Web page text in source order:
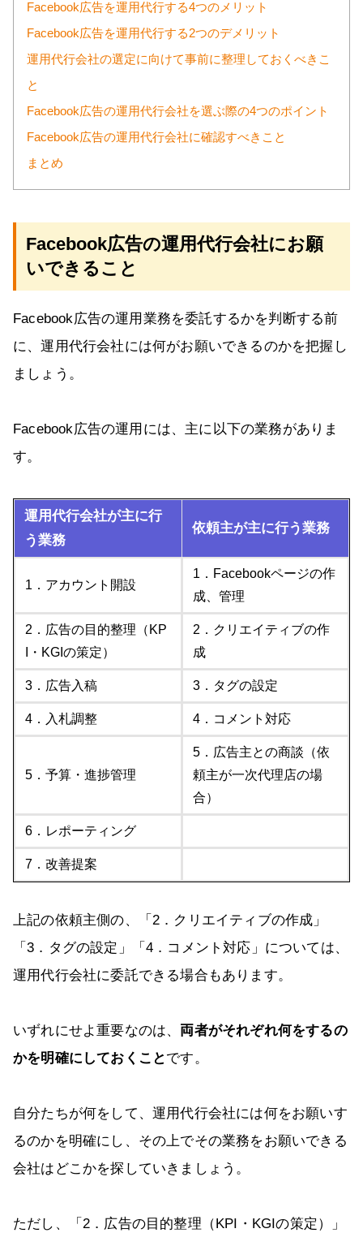
Facebook広告を運用代行する4つのメリット
Facebook広告を運用代行する2つのデメリット
運用代行会社の選定に向けて事前に整理しておくべきこ
と
Facebook広告の運用代行会社を選ぶ際の4つのポイント
Facebook広告の運用代行会社に確認すべきこと
まとめ
Facebook広告の運用代行会社にお願
いできること
Facebook広告の運用業務を委託するかを判断する前
に、運用代行会社には何がお願いできるのかを把握し
ましょう。
Facebook広告の運用には、主に以下の業務がありま
す。
運用代行会社が主に行
う業務
依頼主が主に行う業務
1．アカウント開設
1．Facebookページの作
成、管理
2．広告の目的整理（KP
I・KGIの策定）
2．クリエイティブの作
成
3．広告入稿 3．タグの設定
4．入札調整 4．コメント対応
5．予算・進捗管理
5．広告主との商談（依
頼主が一次代理店の場
合）
6．レポーティング
7．改善提案
上記の依頼主側の、「2．クリエイティブの作成」
「3．タグの設定」「4．コメント対応」については、
運用代行会社に委託できる場合もあります。
いずれにせよ重要なのは、 両者がそれぞれ何をするの
かを明確にしておくことです。
自分たちが何をして、運用代行会社には何をお願いす
るのかを明確にし、その上でその業務をお願いできる
会社はどこかを探していきましょう。
ただし、「2．広告の目的整理（KPI・KGIの策定）」